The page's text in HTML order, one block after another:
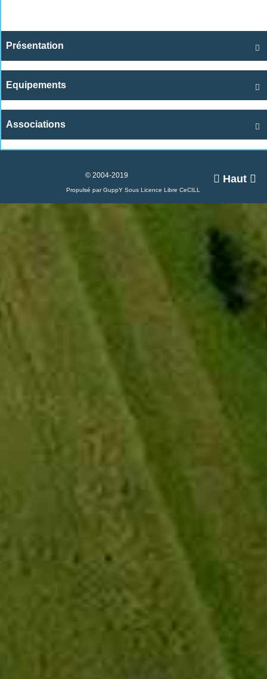

Présentation

Equipements

Associations
 Haut 
© 2004-2019
Propulsé par GuppYSous Licence Libre CeCILL